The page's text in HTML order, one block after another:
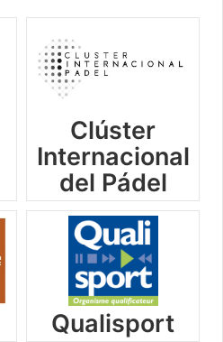
Clúster
Internacional
del Pádel
Qualisport